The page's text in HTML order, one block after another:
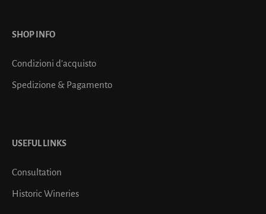
SHOP INFO
Condizioni d’acquisto
Spedizione & Pagamento
USEFUL LINKS
Consultation
Historic Wineries